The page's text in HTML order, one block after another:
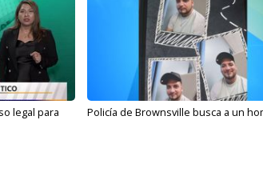
legal para
Policía de Brownsville busca a un